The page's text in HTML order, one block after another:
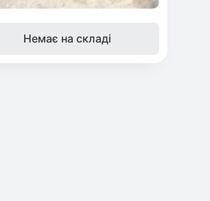
Немає на складі